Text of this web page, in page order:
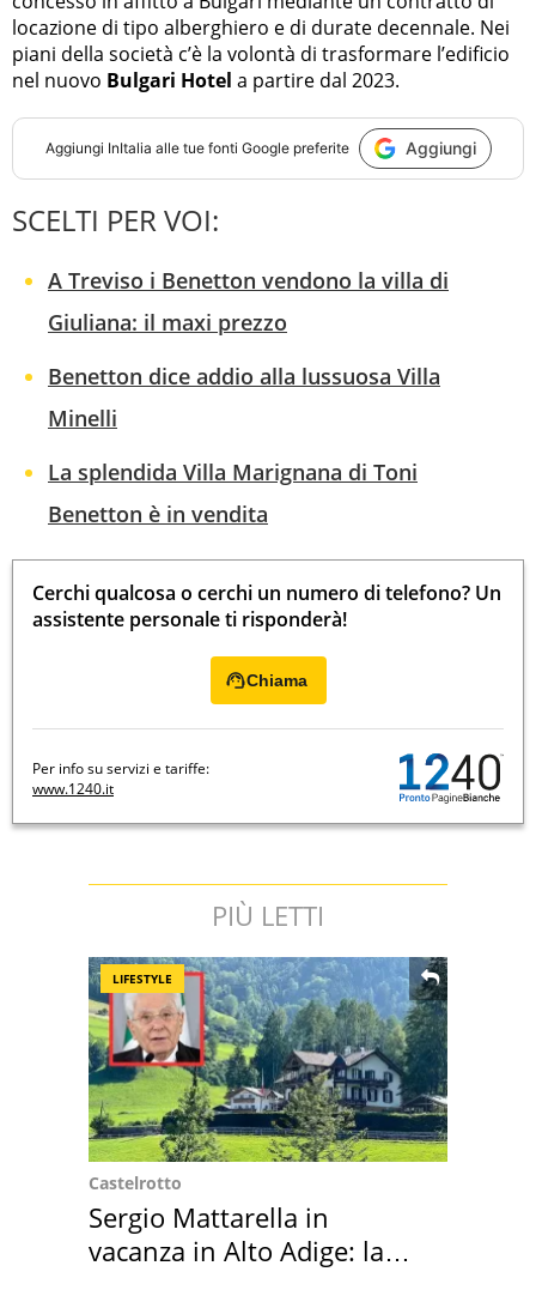
locazione di tipo alberghiero e di durate decennale. Nei
piani della società c’è la volontà di trasformare l’edificio
nel nuovo Bulgari Hotel a partire dal 2023.
Aggiungi InItalia alle tue fonti Google preferite Aggiungi
SCELTI PER VOI:
A Treviso i Benetton vendono la villa di
Giuliana: il maxi prezzo
Benetton dice addio alla lussuosa Villa
Minelli
La splendida Villa Marignana di Toni
Benetton è in vendita
Cerchi qualcosa o cerchi un numero di telefono? Un
assistente personale ti risponderà!
Chiama
Per info su servizi e tariffe:
www.1240.it
PIÙ LETTI
LIFESTYLE
Castelrotto
Sergio Mattarella in
vacanza in Alto Adige: la